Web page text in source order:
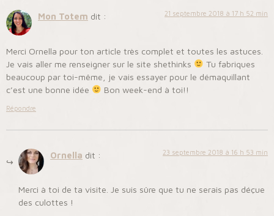
Mon Totem dit : 21 septembre 2018 à 17 h 52 min
Merci Ornella pour ton article très complet et toutes les astuces.
Je vais aller me renseigner sur le site shethinks
Tu fabriques
beaucoup par toi-même, je vais essayer pour le démaquillant
c’est une bonne idée
Bon week-end à toi!!
Répondre
Ornella dit : 23 septembre 2018 à 16 h 53 min
Merci à toi de ta visite. Je suis sûre que tu ne serais pas déçue
des culottes !